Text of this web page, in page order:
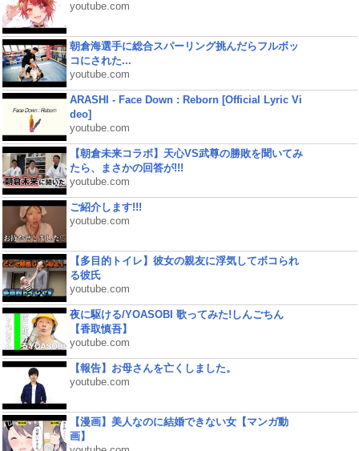
youtube.com
朝倉海選手に総合スパーリング挑んだらフルボッ
コにされた...
youtube.com
ARASHI - Face Down : Reborn [Official Lyric Vi
deo]
youtube.com
【朝倉未来コラボ】天心VS武尊の勝敗を聞いてみ
たら、まさかの回答が!!!
youtube.com
ご紹介します!!!
youtube.com
【多目的トイレ】彼女の親友に浮気してボコられ
る彼氏
youtube.com
夜に駆ける/YOASOBI 歌ってみた!しんごちん
【香取慎吾】
youtube.com
【報告】お母さんを亡くしました。
youtube.com
【漫画】美人なのに結婚できない女【マンガ動
画】